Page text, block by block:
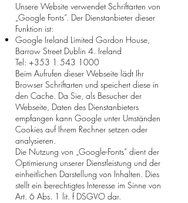
Unsere Website verwendet Schriftarten von
„Google Fonts“. Der Dienstanbieter dieser
Funktion ist:
Google Ireland Limited Gordon House,
Barrow Street Dublin 4. Ireland
Tel: +353 1 543 1000
Beim Aufrufen dieser Webseite lädt Ihr
Browser Schriftarten und speichert diese in
den Cache. Da Sie, als Besucher der
Webseite, Daten des Dienstanbieters
empfangen kann Google unter Umständen
Cookies auf Ihrem Rechner setzen oder
analysieren.
Die Nutzung von „Google-Fonts“ dient der
Optimierung unserer Dienstleistung und der
einheitlichen Darstellung von Inhalten. Dies
stellt ein berechtigtes Interesse im Sinne von
Art. 6 Abs. 1 lit. f DSGVO dar.